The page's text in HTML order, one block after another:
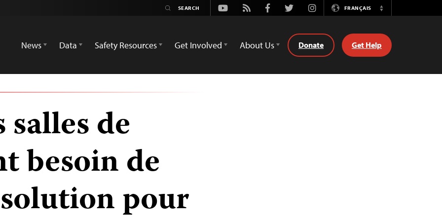
Youtube
Rss FacebookTwitterInstagramFRANÇAIS
Switch
News
Data Safety Resources Get Involved About Us Donate Get Help
de
besoin de
pour